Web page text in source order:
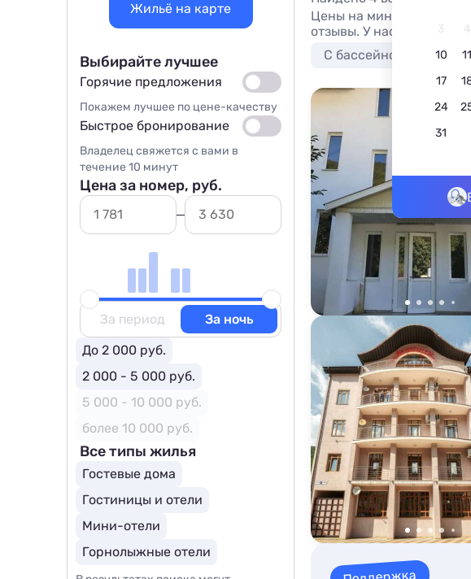
3
4
10
11
17
24
31
Цены на мини отели и
отзывы. У нас вы
С бассейном
Жильё на карте
Выбирайте лучшее
Горячие предложения
Покажем лучшее по цене-качеству
Быстрое бронирование
Владелец свяжется с вами в
течение 10 минут
Цена за номер, руб.
За период
За ночь
До 2 000 руб.
2 000 - 5 000 руб.
5 000 - 10 000 руб.
более 10 000 руб.
Все типы жилья
Гостевые дома
Гостиницы и отели
Мини-отели
Горнолыжные отели